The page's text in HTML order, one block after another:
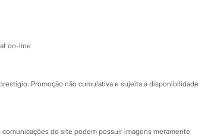
Atendimento
Fale conosco
Central de ética
on-line
Promoção não cumulativa e sujeita a disponibilidade
do site podem possuir imagens meramente